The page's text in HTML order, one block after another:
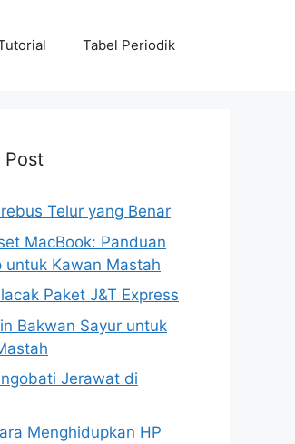
Tabel Periodik
Post
Telur yang Benar
MacBook: Panduan
untuk Kawan Mastah
Paket J&T Express
Bakwan Sayur untuk
Jerawat di
Menghidupkan HP